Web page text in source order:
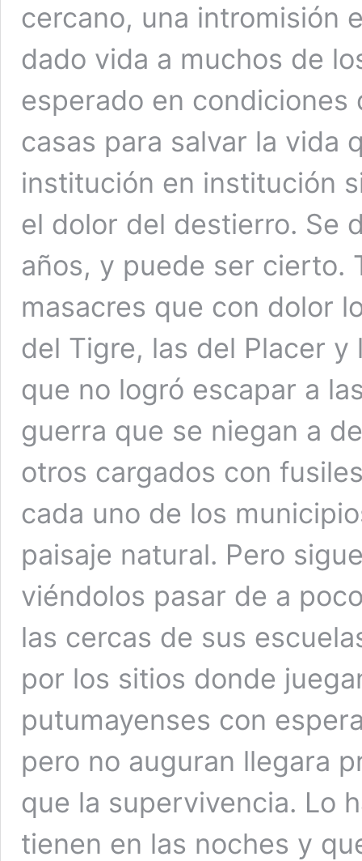
cercano, una intromisión
dado vida a muchos de
esperado en
casas para salvar la vida
institución en institución
el dolor del destierro. Se
años, y puede ser cierto.
masacres que con dolor
del Tigre, las del Placer
que no logró escapar a
guerra que se niegan a
otros cargados con
cada uno de los
paisaje natural. Pero
viéndolos pasar de a
las cercas de sus
por los sitios donde
putumayenses con
pero no auguran llegara
que la supervivencia. Lo
tienen en las noches y